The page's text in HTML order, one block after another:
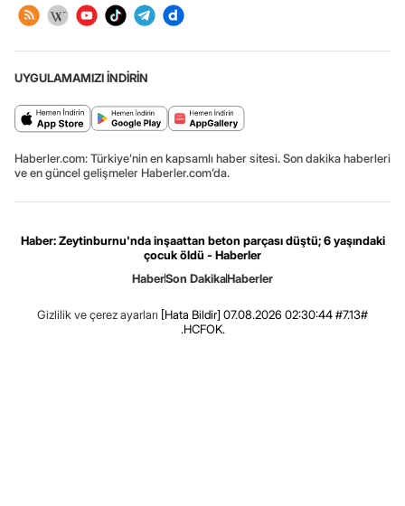
UYGULAMAMIZI İNDİRİN
Haberler.com: Türkiye’nin en kapsamlı haber sitesi. Son dakika haberleri
ve en güncel gelişmeler Haberler.com’da.
Haber: Zeytinburnu'nda inşaattan beton parçası düştü; 6 yaşındaki
çocuk öldü - Haberler
HaberSon DakikaHaberler
Gizlilik ve çerez ayarları [Hata Bildir] 07.08.2026 02:30:44 #7.13#
.HCFOK.